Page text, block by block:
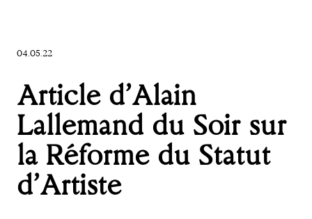
04.05.22
Article d’Alain
Lallemand du Soir sur
la Réforme du Statut
d’Artiste